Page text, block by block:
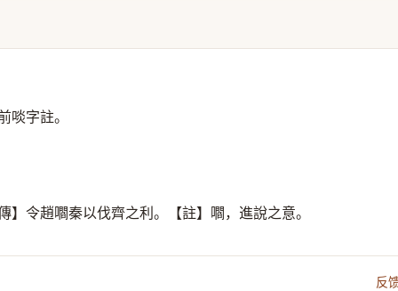
啖字註。
令趙嚪秦以伐齊之利。【註】嚪，進說之意。
反